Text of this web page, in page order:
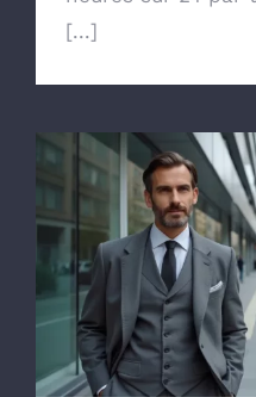
[...]
Chercher taxi